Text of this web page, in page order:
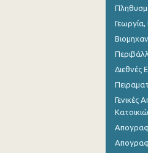
Γεωργία,
Διεθνές
Γενικές